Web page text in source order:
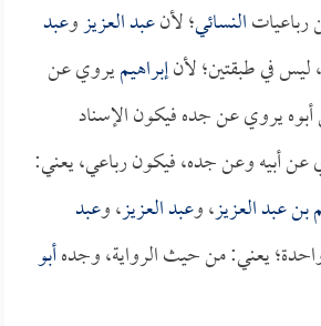
رباعياتالنسائي؛ لأنعبد العزيزوعبد
ليس في طبقتين؛ لأنإبراهيميروي عن
يروي عن جده فيكون الإسناد
عن أبيه وعن جده، فيكون رباعي، يعني:
بن عبد العزيز، وعبد العزيز، وعبد
يعني: من حيث الرواية، وجدهأبو